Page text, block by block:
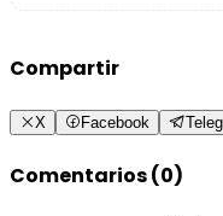
Compartir
X Facebook
Comentarios (0)